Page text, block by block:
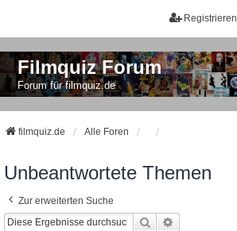
Registrieren
Filmquiz Forum
Forum für filmquiz.de
filmquiz.de Alle Foren
Unbeantwortete Themen
Zur erweiterten Suche
Suche